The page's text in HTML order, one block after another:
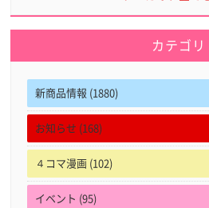
カテゴリ
新商品情報 (1880)
お知らせ (168)
４コマ漫画 (102)
イベント (95)